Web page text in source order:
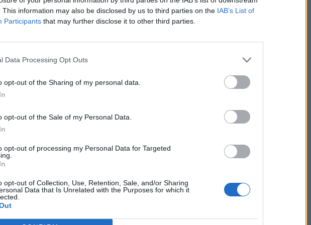
This information may also be disclosed by us to third parties on the IAB’s List of
Participants that may further disclose it to other third parties.
Data Processing Opt Outs
opt-out of the Sharing of my personal data.
opt-out of the Sale of my Personal Data.
opt-out of processing my Personal Data for Targeted
opt-out of Collection, Use, Retention, Sale, and/or Sharing
Data that Is Unrelated with the Purposes for which it
15 – 20 giorni: all’ospedale venivano
di utenti alla volta. Tutti loro sono
almeno un’ora dopo la
Solo in due occasioni gli specialisti
allergici: situazioni che sono state subito
non ancora concluso, ma proseguirà
della
Via Confalonieri, 5
diagosto
a cuore l'informazione del nostro territorio e